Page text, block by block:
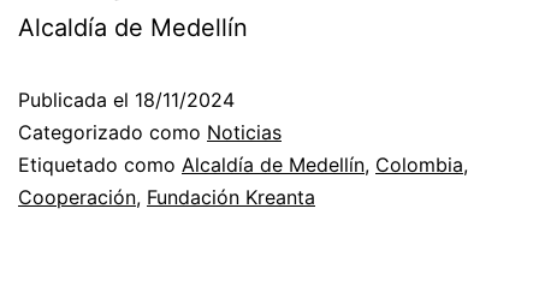
Alcaldía de Medellín
Publicada el 18/11/2024
Categorizado como Noticias
Etiquetado como Alcaldía de Medellín, Colombia,
Cooperación, Fundación Kreanta